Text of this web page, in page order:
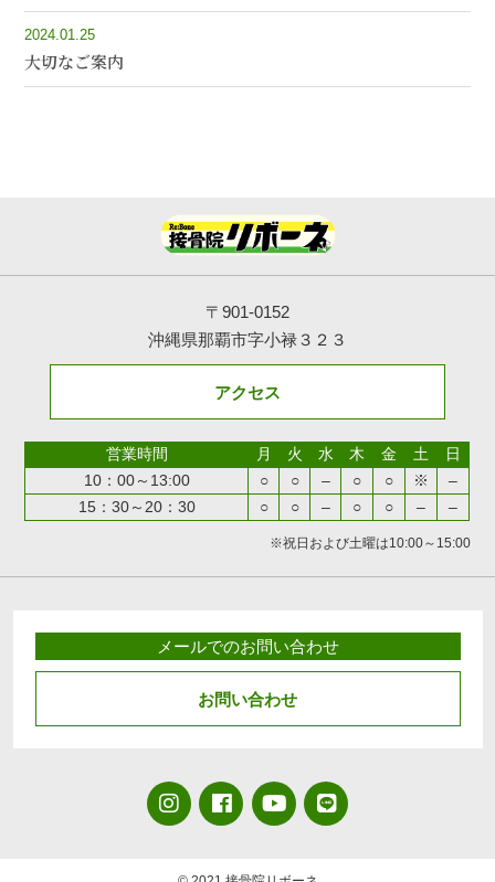
2024.01.25
大切なご案内
〒901-0152
沖縄県那覇市字小禄３２３
アクセス
営業時間 月 火 水 木 金 土
日
10：00～13:00
○ ○ – ○ ○ ※
–
15：30～20：30
○ ○ – ○ ○ – –
※祝日および土曜は10:00～15:00
メールでのお問い合わせ
お問い合わせ